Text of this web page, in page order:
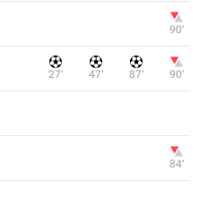
90‎’‎
27‎’‎ 47‎’‎ 87‎’‎ 90‎’‎
84‎’‎